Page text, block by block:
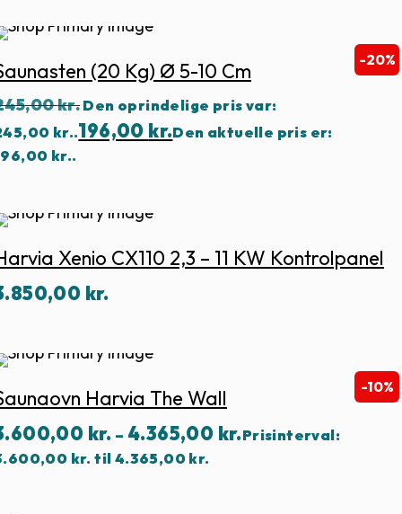
20%
-20%
(20 Kg) Ø 5-10 Cm
kr. Den oprindelige pris var:
kr..196,00 kr.Den aktuelle pris er:
kr..
Xenio CX110 2,3 – 11 KW Kontrolpanel
kr.
-10%
Harvia The Wall
kr. – 4.365,00 kr.Prisinterval:
kr. til 4.365,00 kr.